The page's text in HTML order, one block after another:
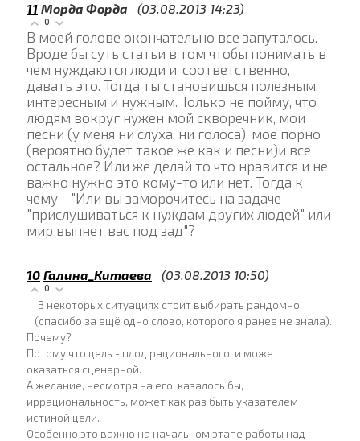
11 Морда Форда (03.08.2013 14:23)
0
В моей голове окончательно все запуталось.
Вроде бы суть статьи в том чтобы понимать в
чем нуждаются люди и, соответственно,
давать это. Тогда ты становишься полезным,
интересным и нужным. Только не пойму, что
людям вокруг нужен мой скворечник, мои
песни (у меня ни слуха, ни голоса), мое порно
(вероятно будет такое же как и песни)и все
остальное? Или же делай то что нравится и не
важно нужно это кому-то или нет. Тогда к
чему - "Или вы заморочитесь на задаче
"прислушиваться к нуждам других людей" или
мир выпнет вас под зад"?
10 Галина_Китаева (03.08.2013 10:50)
0
В некоторых ситуациях стоит выбирать рандомно
(спасибо за ещё одно слово, которого я ранее не знала).
Почему?
Потому что цель - плод рационального, и может
оказаться сценарной.
А желание, несмотря на его, казалось бы,
иррациональность, может как раз быть указателем
истиной цели.
Особенно это важно на начальном этапе работы над